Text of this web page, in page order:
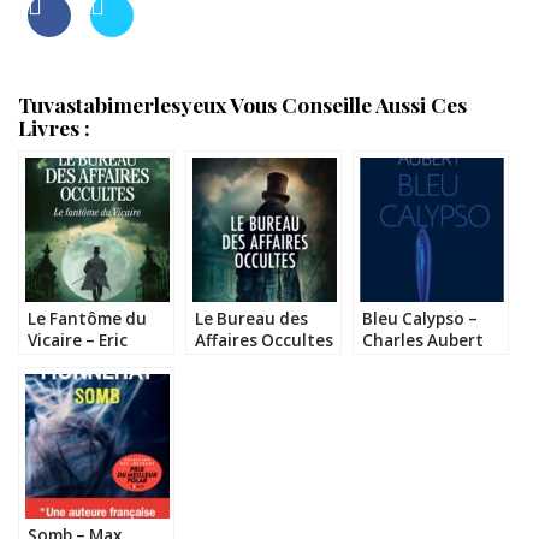
Tuvastabimerlesyeux Vous Conseille Aussi Ces
Livres :
Le Fantôme du
Vicaire – Eric
Le Bureau des
Affaires Occultes
Bleu Calypso –
Charles Aubert